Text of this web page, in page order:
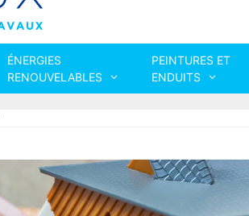
ÉNERGIES
RENOUVELABLES
PEINTURES ET
ENDUITS